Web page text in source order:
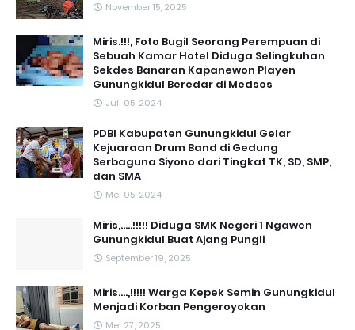
November 15, 2025
Miris.!!!, Foto Bugil Seorang Perempuan di
Sebuah Kamar Hotel Diduga Selingkuhan
Sekdes Banaran Kapanewon Playen
Gunungkidul Beredar di Medsos
Juli 05, 2024
PDBI Kabupaten Gunungkidul Gelar
Kejuaraan Drum Band di Gedung
Serbaguna Siyono dari Tingkat TK, SD, SMP,
dan SMA
Mei 05, 2024
Miris,.....!!!!! Diduga SMK Negeri 1 Ngawen
Gunungkidul Buat Ajang Pungli
September 19, 2025
Miris....,!!!!! Warga Kepek Semin Gunungkidul
Menjadi Korban Pengeroyokan
Mei 27, 2025